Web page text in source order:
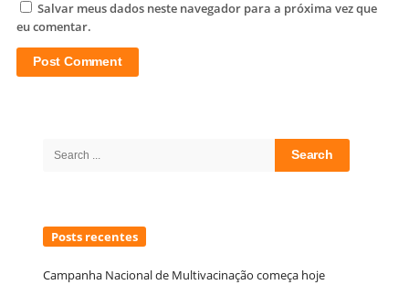
Salvar meus dados neste navegador para a próxima vez que
eu comentar.
Posts recentes
Campanha Nacional de Multivacinação começa hoje